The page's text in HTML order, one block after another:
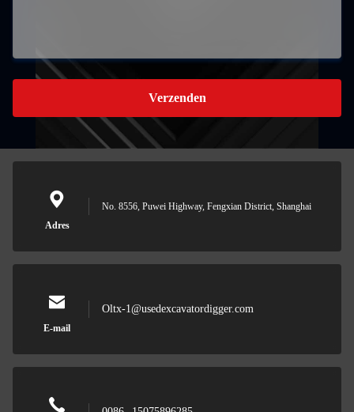
Verzenden
Adres
No. 8556, Puwei Highway, Fengxian District, Shanghai
E-mail
Oltx-1@usedexcavatordigger.com